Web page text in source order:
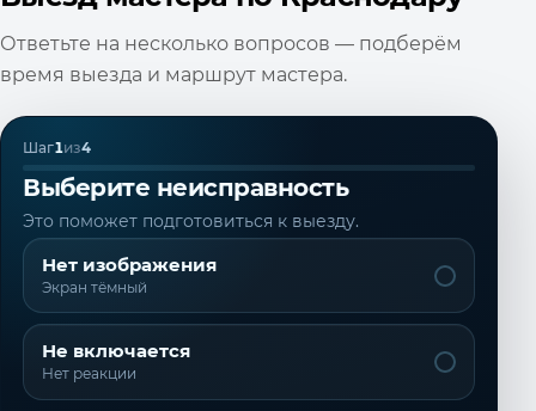
Ответьте на несколько вопросов — подберём
время выезда и маршрут мастера.
Шаг1из4
Выберите неисправность
Это поможет подготовиться к выезду.
Нет изображения
Экран тёмный
Не включается
Нет реакции